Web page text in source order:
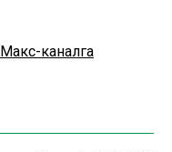
Макс-каналга